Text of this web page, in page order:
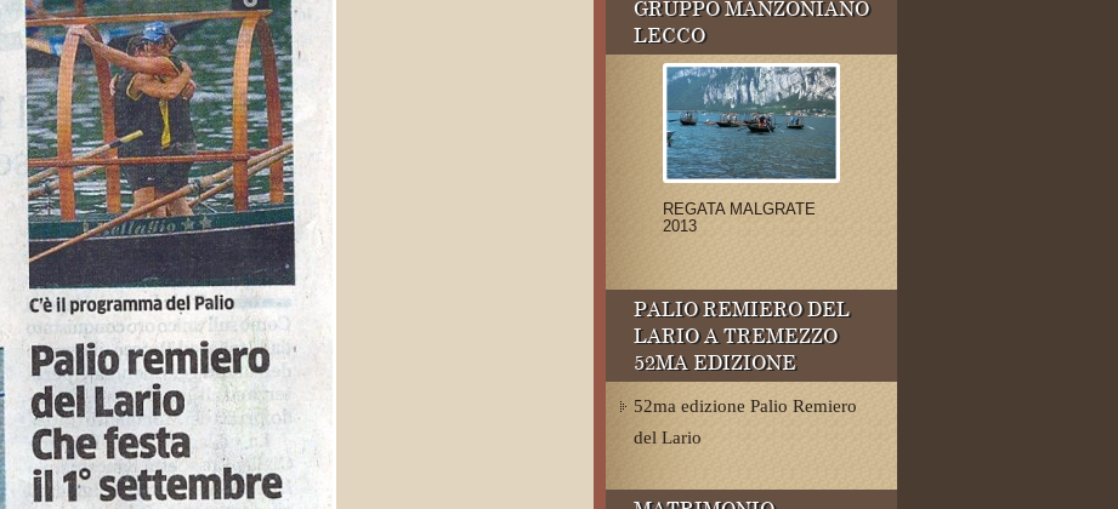
GRUPPO MANZONIANO
LECCO
REGATA MALGRATE
2013
PALIO REMIERO DEL
LARIO A TREMEZZO
52MA EDIZIONE
52ma edizione Palio Remiero
del Lario